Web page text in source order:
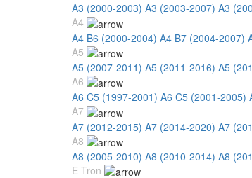
A3 (2000-2003) A3 (2003-2007) A3
A4
A4 B6 (2000-2004) A4 B7 (2004-2007)
A5
A5 (2007-2011) A5 (2011-2016) A5
A6
A6 C5 (1997-2001) A6 C5 (2001-2005)
A7
A7 (2012-2015) A7 (2014-2020) A7
A8
A8 (2005-2010) A8 (2010-2014) A8
E-Tron